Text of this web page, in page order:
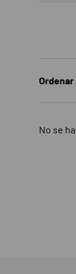
Ordenar
No se